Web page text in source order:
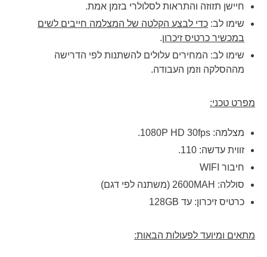
חיישן תזוזה והתראות לסלולרי בזמן אמת.
שימו לב: כדי לבצע הקלטה של המצלמה חייבים לשים
במכשיר כרטיס זיכרון.
שימו לב: המחירים עלולים להשתנות לפי הדרישה
מההסלקה וזמן העבודה.
מפרט טכני:
מצלמה: 1080P HD 30fps.
זווית עדשה: 110.
חיבור WIFI
סוללה: 2600MAH (משתנה לפי דגם)
כרטיס זיכרון: עד 128GB
מתאים ומיועד לפעולות הבאות: